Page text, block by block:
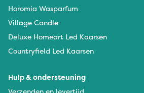
Horomia Wasparfum
Village Candle
Deluxe Homeart Led Kaarsen
Countryfield Led Kaarsen
Hulp & ondersteuning